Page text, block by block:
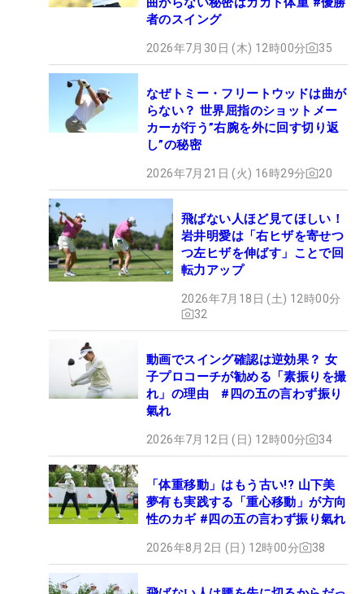
者のスイング
2026年7月30日 (木) 12時00分 35
なぜトミー・フリートウッドは曲が
らない？ 世界屈指のショットメー
カーが行う”右腕を外に回す切り返
し”の秘密
2026年7月21日 (火) 16時29分 20
飛ばない人ほど見てほしい！
岩井明愛は「右ヒザを寄せつ
つ左ヒザを伸ばす」ことで回
転力アップ
2026年7月18日 (土) 12時00分
32
動画でスイング確認は逆効果？ 女
子プロコーチが勧める「素振りを撮
れ」の理由 #四の五の言わず振り
氣れ
2026年7月12日 (日) 12時00分 34
「体重移動」はもう古い!? 山下美
夢有も実践する「重心移動」が方向
性のカギ #四の五の言わず振り氣れ
2026年8月2日 (日) 12時00分 38